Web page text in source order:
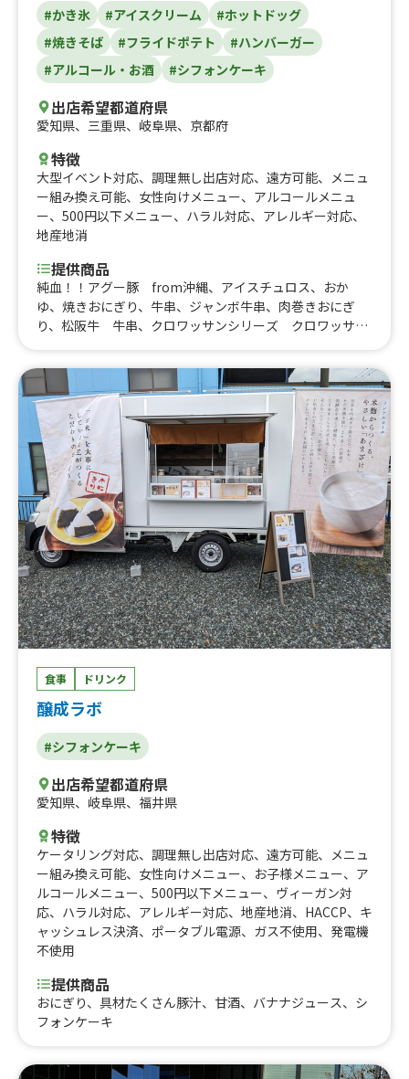
#かき氷 #アイスクリーム
#ホットドッグ
#焼きそば
#フライドポテト
#ハンバーガー
#アルコール・お酒
#シフォンケーキ
出店希望都道府県
愛知県、 三重県、 岐阜県、 京都府
特徴
大型イベント対応、 調理無し出店対応、 遠方可能、
メニュ
ー組み換え可能、 女性向けメニュー、 アルコールメニュ
ー、 500円以下メニュー、 ハラル対応、 アレルギー対応、
地産地消
提供商品
純血！！アグー豚 from沖縄、アイスチュロス、おか
ゆ、焼きおにぎり、牛串、ジャンボ牛串、肉巻きおにぎ
り、松阪牛 牛串、クロワッサンシリーズ クロワッサン
ド ベーコンチーズ、アメリカンサンド ハムチーズ、焼
きそば、ロングポテト、沖縄ブルーシールアイスクリー
ム カップ、唐揚げ(約4-6個＝重さにより)、冷たいいちご
飴、Lサイズハンバーガー 100%Beerパティ使用、Lサイ
ズテリヤキハンバーガー 100%Beerパティ使用、Lサイ
ズチーズハンバーガー 100%Beerパティ使用、Lサイズ
テリヤキチーズハンバーガー 100%Beerパティ使用、フラ
イドポテト、おしるこ、ハンバーガー、チーズハンバーガ
ー、テリヤキハンバーガー、カレーライス、ハンドメイド
オリジナルクッキー～恐竜～、ハンドメイドオリジナルク
ッキー～クリスマス～、ハンドメイドオリジナルクッキー
～ハロウイン～、ハンドメイドクッキー、冷たいりんご
飴、冷たいぶとう飴、ふわふわかき氷、スコーン、スコー
ンセット、熊本名物！！いきなり団子、熊本名物！！黒糖
焼き芋饅頭、熊本名物和菓子セット、ホイップクリーム入
ショコラシフォンケーキ、ホイップクリーム入紅茶シフォ
ンケーキ、ビール、ソフトドリンク、パン屋さんの日替わ
り菓子パン、ジャンボ黒毛和牛串焼き、フランクフルト、
ドッグ、クロワッサンサンド、冷凍みかん、フォー、小籠
包、キッシュ、イングリッシュマフィン、チヂミ、ブリト
―、タコス、チリチーズドッグ、チリドッグ、ナチョス、
シェイク、焼鳥 なんこつ、焼鳥 ぽんちり、焼鳥 つく
汁、ポテトスープ、クラムチャウダー、コーンスープ、エ
ッグスープ、ぜんざい、スンドゥブ（韓国）、トッポギ
(韓国)、soto(インドネシア料理)、スパムおにぎり、ケイ
ジャンフライドポテト、そば、ラーメン、お弁当各種、レ
インボー綿菓子、おにぎり2個入り、おにぎり、枝豆、お
弁当各種、お弁当各種、琥珀糖炭酸ジュース、チキンカツ
バーガー、ロースカツハンバーガー、冷やしつけ麺、冷や
しうどん、冷やし蕎麦、ダブルハンバーガー、焼うどん、
ホットドッグ ビッグサイズ、ホットドッグ、かき氷オン
ザ ブルーシールアイスクリーム、沖縄ブルーシールアイス
食事 ドリンク
醸成ラボ
#シフォンケーキ
出店希望都道府県
愛知県、 岐阜県、 福井県
特徴
ケータリング対応、 調理無し出店対応、 遠方可能、
メニュ
ー組み換え可能、 女性向けメニュー、 お子様メニュー、 ア
ルコールメニュー、 500円以下メニュー、 ヴィーガン対
応、 ハラル対応、 アレルギー対応、 地産地消、 HACCP、 キ
ャッシュレス決済、 ポータブル電源、 ガス不使用、 発電機
不使用
提供商品
おにぎり、具材たくさん豚汁、甘酒、バナナジュース、シ
フォンケーキ